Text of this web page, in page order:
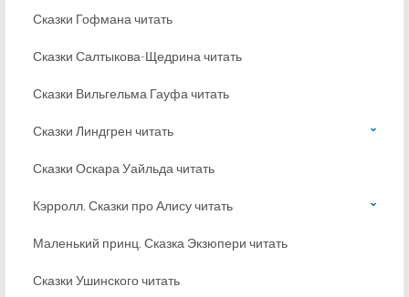
Сказки Гофмана читать
Сказки Салтыкова-Щедрина читать
Сказки Вильгельма Гауфа читать
Сказки Линдгрен читать
Сказки Оскара Уайльда читать
Кэрролл. Сказки про Алису читать
Маленький принц. Сказка Экзюпери читать
Сказки Ушинского читать